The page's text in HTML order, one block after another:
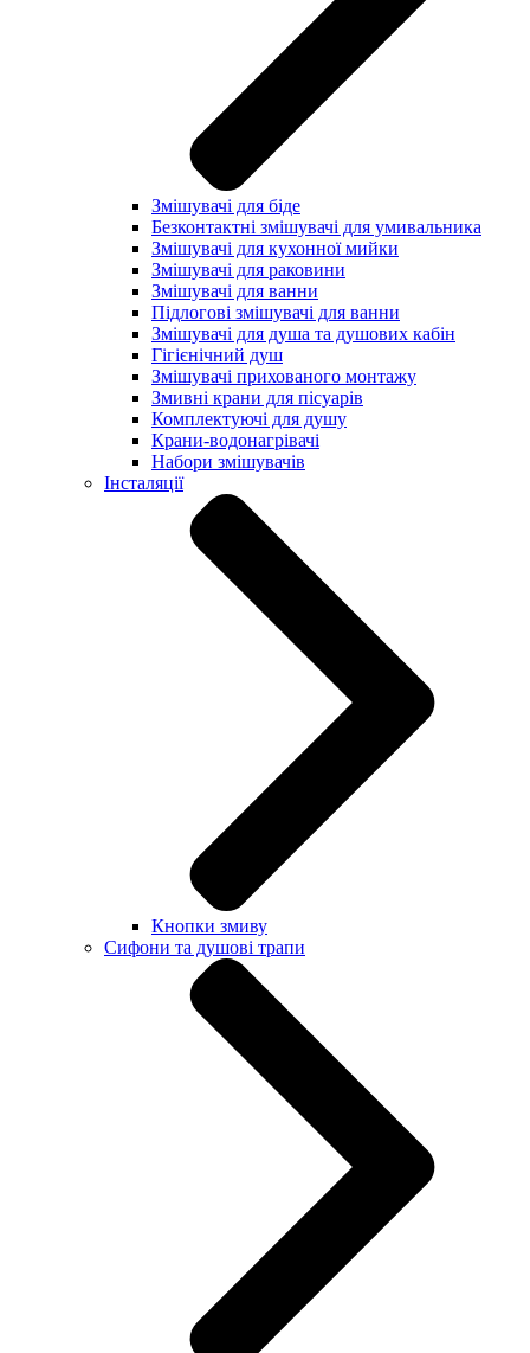
Змішувачі для біде
Безконтактні змішувачі для умивальника
Змішувачі для кухонної мийки
Змішувачі для раковини
Змішувачі для ванни
Підлогові змішувачі для ванни
Змішувачі для душа та душових кабін
Гігієнічний душ
Змішувачі прихованого монтажу
Змивні крани для пісуарів
Комплектуючі для душу
Крани-водонагрівачі
Набори змішувачів
Інсталяції
Кнопки змиву
Сифони та душові трапи